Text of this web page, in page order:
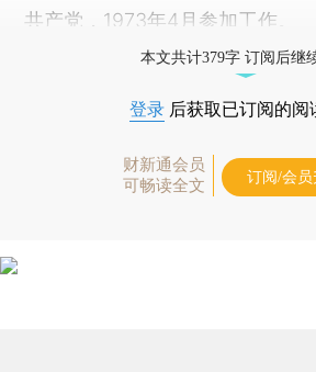
共产党，1973年4月参加工作。
本文共计379字 订阅后继
登录 后获取已订阅的阅
财新通会员
可畅读全文
订阅/会员